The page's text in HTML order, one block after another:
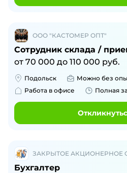
ООО "КАСТОМЕР ОПТ"
Сотрудник склада /
от 70 000 до 110 000 руб.
Подольск
Можно без
Работа в офисе
Полная
ЗАКРЫТОЕ АКЦИОНЕРНОЕ
Бухгалтер